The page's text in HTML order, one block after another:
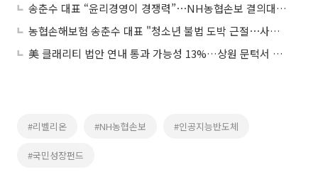
송춘수 대표 “윤리경영이 경쟁력”⋯NH농협손보 결의대회 개최
농협손해보험 송춘수 대표 "청소년 불법 도박 근절⋯사회공헌에 앞장설 것"
美 클래리티 법안 연내 통과 가능성 13%…상원 문턱서 제동
#리벨리온 #NH농협손보 #인공지능반도체
#국민성장펀드